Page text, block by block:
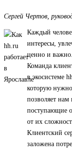
Сергей Чертов,
Каждый
интересы,
ценно и важно.
Команда
в экосистеме
которую нужно
позволяет нам
поступающие
от их
Клиентский
заложена